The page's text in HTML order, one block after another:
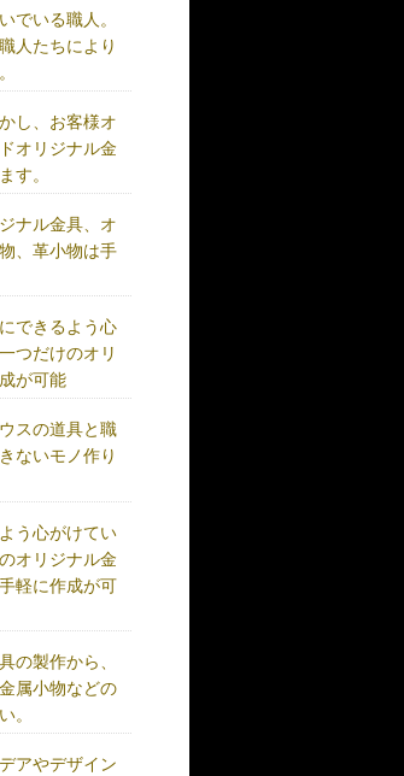
でいる職人。
人たちにより
し、お客様オ
オリジナル金
す。
ナル金具、オ
、革小物は手
できるよう心
つだけのオリ
が可能
スの道具と職
ないモノ作り
う心がけてい
オリジナル金
軽に作成が可
の製作から、
属小物などの
。
アやデザイン